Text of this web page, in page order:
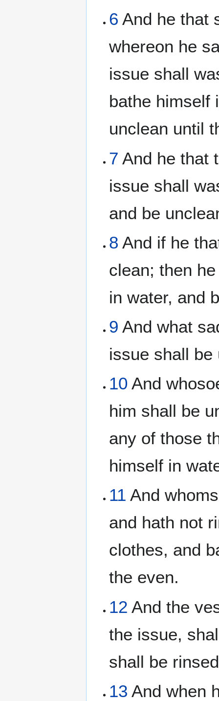
6 And he that
whereon he
issue shall
bathe himself
unclean until
7 And he that
issue shall
and be
8 And if he
clean; then
in water, and
9 And what
issue shall be
10 And
him shall be
any of those
himself in
11 And
and hath not
clothes, and
the even.
12 And the
the issue,
shall be
13 And when